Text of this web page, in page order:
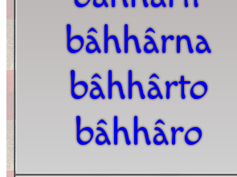
bâhhârna
bâhhârto
bâhhâro